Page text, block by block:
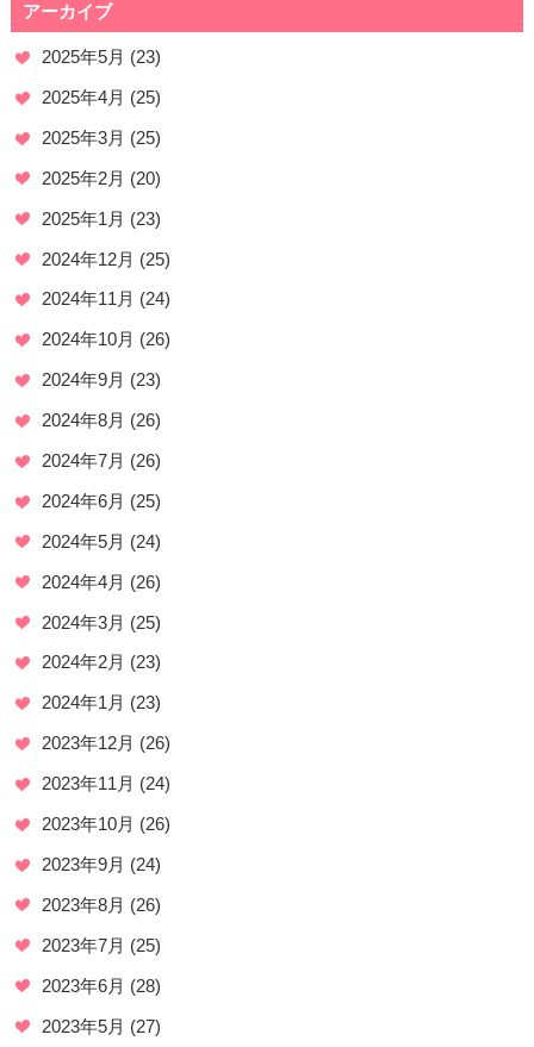
アーカイブ
2025年5月 (23)
2025年4月 (25)
2025年3月 (25)
2025年2月 (20)
2025年1月 (23)
2024年12月 (25)
2024年11月 (24)
2024年10月 (26)
2024年9月 (23)
2024年8月 (26)
2024年7月 (26)
2024年6月 (25)
2024年5月 (24)
2024年4月 (26)
2024年3月 (25)
2024年2月 (23)
2024年1月 (23)
2023年12月 (26)
2023年11月 (24)
2023年10月 (26)
2023年9月 (24)
2023年8月 (26)
2023年7月 (25)
2023年6月 (28)
2023年5月 (27)